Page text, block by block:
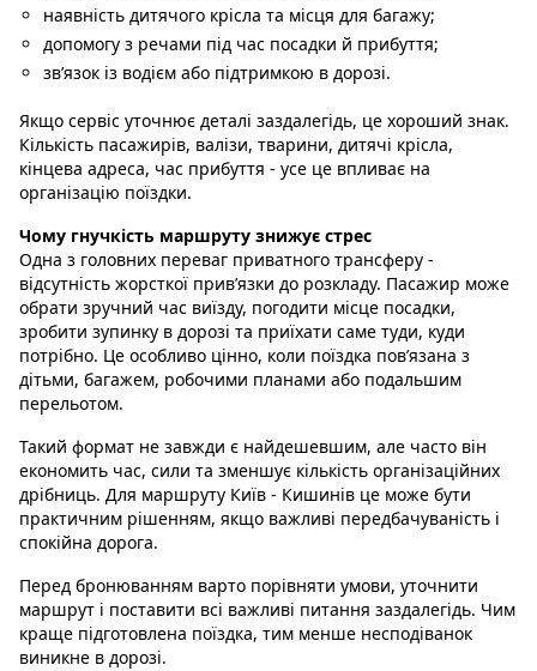
наявність дитячого крісла та місця для багажу;
допомогу з речами під час посадки й прибуття;
зв’язок із водієм або підтримкою в дорозі.
Якщо сервіс уточнює деталі заздалегідь, це хороший знак.
Кількість пасажирів, валізи, тварини, дитячі крісла,
кінцева адреса, час прибуття - усе це впливає на
організацію поїздки.
Чому гнучкість маршруту знижує стрес
Одна з головних переваг приватного трансферу -
відсутність жорсткої прив’язки до розкладу. Пасажир може
обрати зручний час виїзду, погодити місце посадки,
зробити зупинку в дорозі та приїхати саме туди, куди
потрібно. Це особливо цінно, коли поїздка пов’язана з
дітьми, багажем, робочими планами або подальшим
перельотом.
Такий формат не завжди є найдешевшим, але часто він
економить час, сили та зменшує кількість організаційних
дрібниць. Для маршруту Київ - Кишинів це може бути
практичним рішенням, якщо важливі передбачуваність і
спокійна дорога.
Перед бронюванням варто порівняти умови, уточнити
маршрут і поставити всі важливі питання заздалегідь. Чим
краще підготовлена поїздка, тим менше несподіванок
виникне в дорозі.